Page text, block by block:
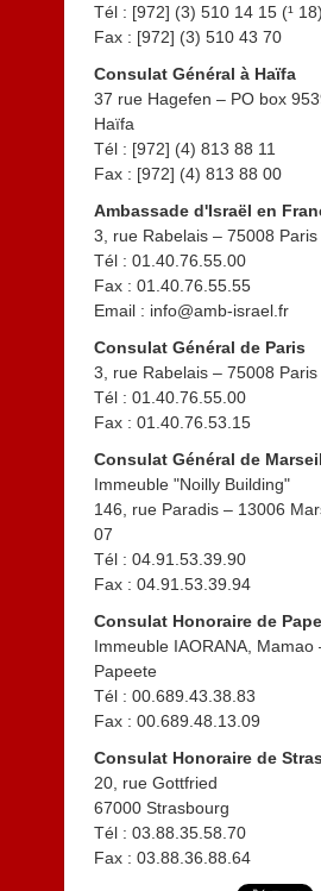
Tél : [972] (3) 510 14 15 (¹ 18)
Fax : [972] (3) 510 43 70
Consulat Général à Haïfa
37 rue Hagefen – PO box
Haïfa
Tél : [972] (4) 813 88 11
Fax : [972] (4) 813 88 00
Ambassade d'Israël en
3, rue Rabelais – 75008 Paris
Tél : 01.40.76.55.00
Fax : 01.40.76.55.55
Email : info@amb-israel.fr
Consulat Général de Paris
3, rue Rabelais – 75008 Paris
Tél : 01.40.76.55.00
Fax : 01.40.76.53.15
Consulat Général de
Immeuble "Noilly Building"
146, rue Paradis – 13006
07
Tél : 04.91.53.39.90
Fax : 04.91.53.39.94
Consulat Honoraire de
Immeuble IAORANA, Mamao
Papeete
Tél : 00.689.43.38.83
Fax : 00.689.48.13.09
Consulat Honoraire de
20, rue Gottfried
67000 Strasbourg
Tél : 03.88.35.58.70
Fax : 03.88.36.88.64